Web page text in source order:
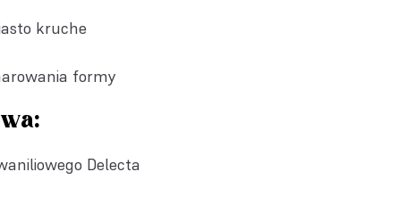
kruche
formy
Delecta